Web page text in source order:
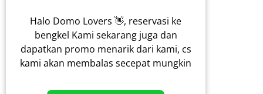
Halo Domo Lovers 👋, reservasi ke
bengkel Kami sekarang juga dan
dapatkan promo menarik dari kami, cs
kami akan membalas secepat mungkin